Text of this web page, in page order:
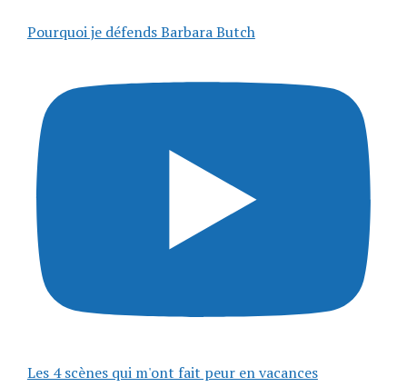
Pourquoi je défends Barbara Butch
Les 4 scènes qui m'ont fait peur en vacances